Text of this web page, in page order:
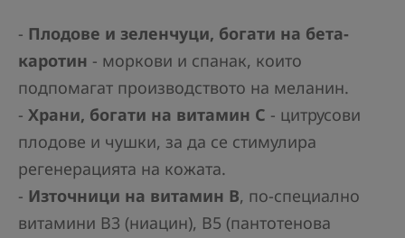
- Плодове и зеленчуци, богати на бета-
каротин - моркови и спанак, които
подпомагат производството на меланин.
- Храни, богати на витамин С - цитрусови
плодове и чушки, за да се стимулира
регенерацията на кожата.
- Източници на витамин В, по-специално
витамини В3 (ниацин), В5 (пантотенова